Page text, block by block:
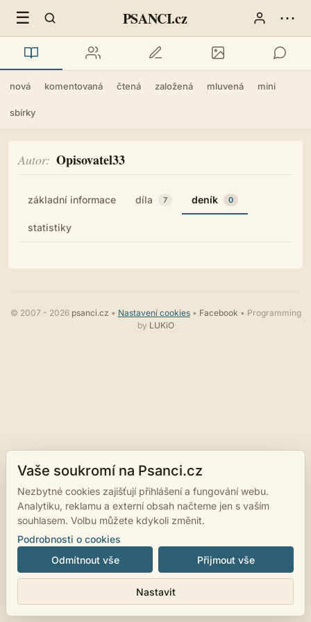
☰ PSANCI.cz ⋯
nová komentovaná čtená založená mluvená mini
sbírky
Autor Opisovatel33
základní informace díla 7 deník 0
statistiky
© 2007 - 2026 psanci.cz • Nastavení cookies• Facebook • Programming
by LUKiO
Vaše soukromí na Psanci.cz
Nezbytné cookies zajišťují přihlášení a fungování webu.
Analytiku, reklamu a externí obsah načteme jen s vaším
souhlasem. Volbu můžete kdykoli změnit.
Podrobnosti o cookies
Odmítnout vše
Nastavit
Přijmout vše